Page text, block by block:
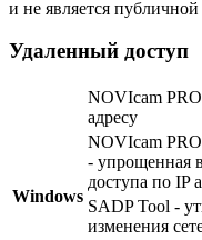
и не является
Удаленный доступ
Windows
NOVIcam
адресу
NOVIcam
- упрощенная
доступа по IP
SADP Tool -
изменения